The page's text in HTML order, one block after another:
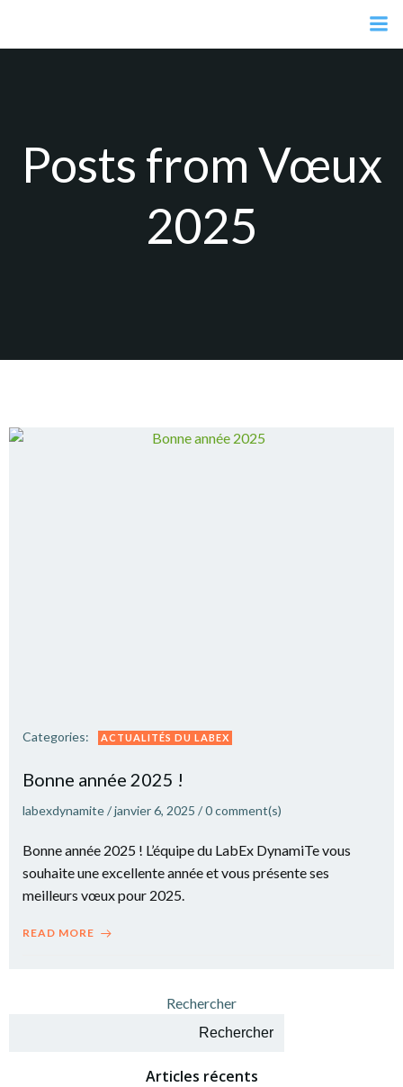
contenu
Posts from Vœux
2025
Categories: ACTUALITÉS DU LABEX
Bonne année 2025 !
labexdynamite/janvier 6, 2025 /0comment(s)
Bonne année 2025 ! L’équipe du LabEx DynamiTe vous
souhaite une excellente année et vous présente ses
meilleurs vœux pour 2025.
READ MORE
Rechercher
Rechercher
Articles récents